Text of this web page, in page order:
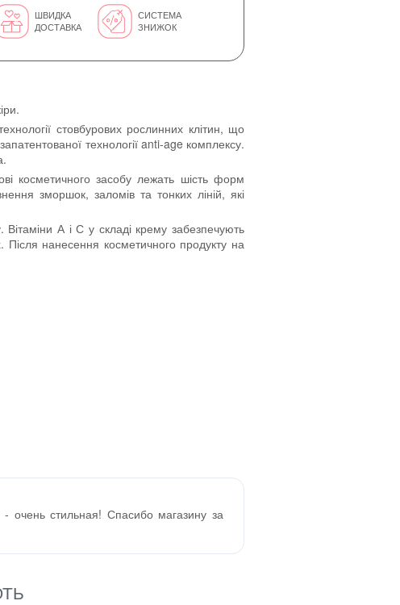
ШВИДКА
ДОСТАВКА
СИСТЕМА
ЗНИЖОК
стовбурових рослинних клітин, що
технології anti-age комплексу.
косметичного засобу лежать шість форм
зморшок, заломів та тонких ліній, які
Вітаміни А і С у складі крему забезпечують
Після нанесення косметичного продукту на
очень стильная! Спасибо магазину за